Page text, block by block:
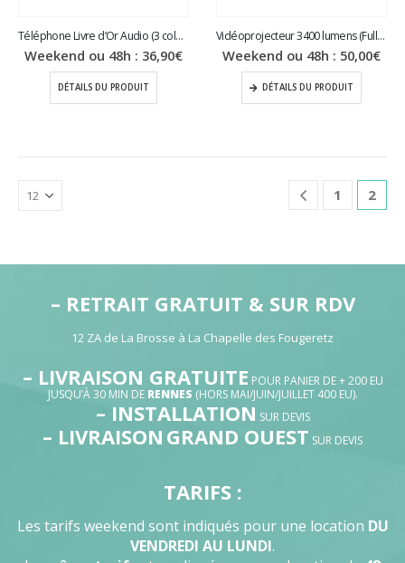
Téléphone Livre d’Or Audio (3 coloris)
Weekend ou 48h : 36,90€
DÉTAILS DU PRODUIT
Vidéoprojecteur 3400 lumens (Full HD)
Weekend ou 48h : 50,00€
DÉTAILS DU PRODUIT
1 2
– RETRAIT GRATUIT & SUR RDV
12 ZA de La Brosse à La Chapelle des Fougeretz
– LIVRAISON GRATUITE POUR PANIER DE + 200 EU
JUSQU’À 30 MIN DE RENNES (HORS MAI/JUIN/JUILLET 400 EU).
– INSTALLATION SUR DEVIS
– LIVRAISON GRAND OUEST SUR DEVIS
TARIFS :
Les tarifs weekend sont indiqués pour une location DU
VENDREDI AU LUNDI.